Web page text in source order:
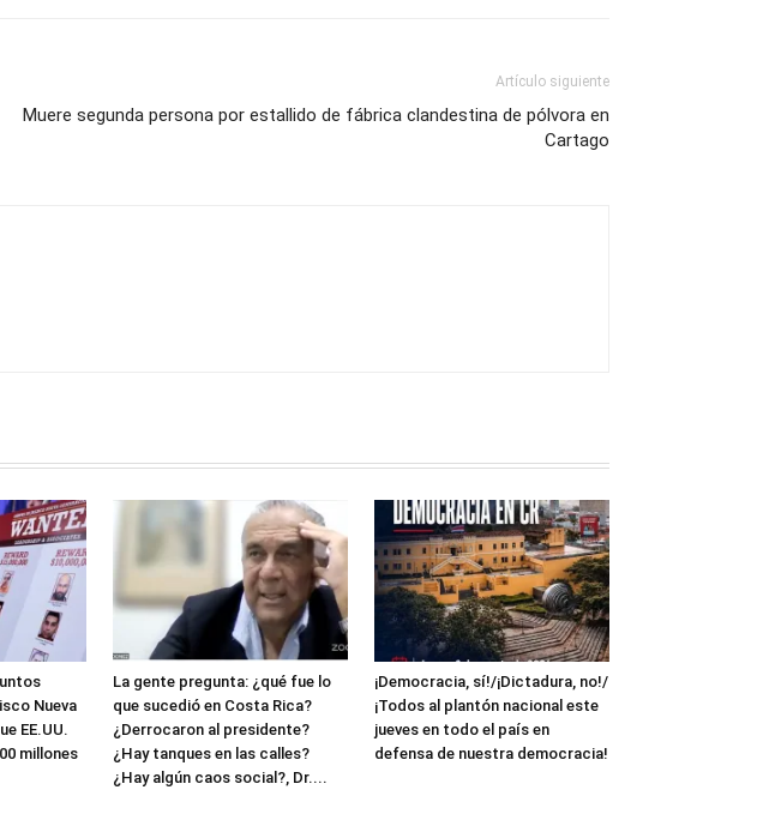
Artículo siguiente
Muere segunda persona por estallido de fábrica clandestina de pólvora en
Cartago
Nueva
EE.UU.
millones
La gente pregunta: ¿qué fue lo
que sucedió en Costa Rica?
¿Derrocaron al presidente?
¿Hay tanques en las calles?
¿Hay algún caos social?, Dr....
¡Democracia, sí!/¡Dictadura, no!/
¡Todos al plantón nacional este
jueves en todo el país en
defensa de nuestra democracia!